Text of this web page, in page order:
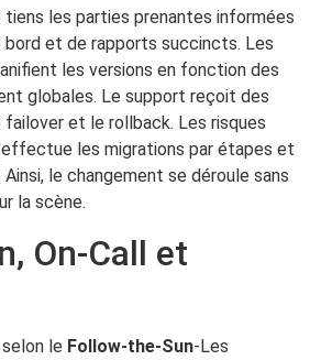
tiens les parties prenantes informées
bord et de rapports succincts. Les
les versions en fonction des
globales. Le support reçoit des
failover et le rollback. Les risques
les migrations par étapes et
le changement se déroule sans
la scène.
On-Call et
le Follow-the-Sun-Les